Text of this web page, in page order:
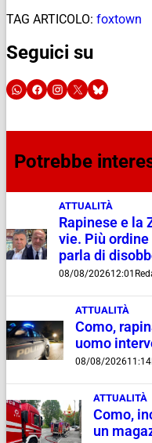
TAG ARTICOLO: foxtown
Seguici su
Potrebbe
ATTUALITÀ
Rapinese e la
vie. Più
parla di
08/08/202612:01
ATTUALITÀ
Como,
uomo
08/08/202611:14
ATTUALITÀ
Como,
un